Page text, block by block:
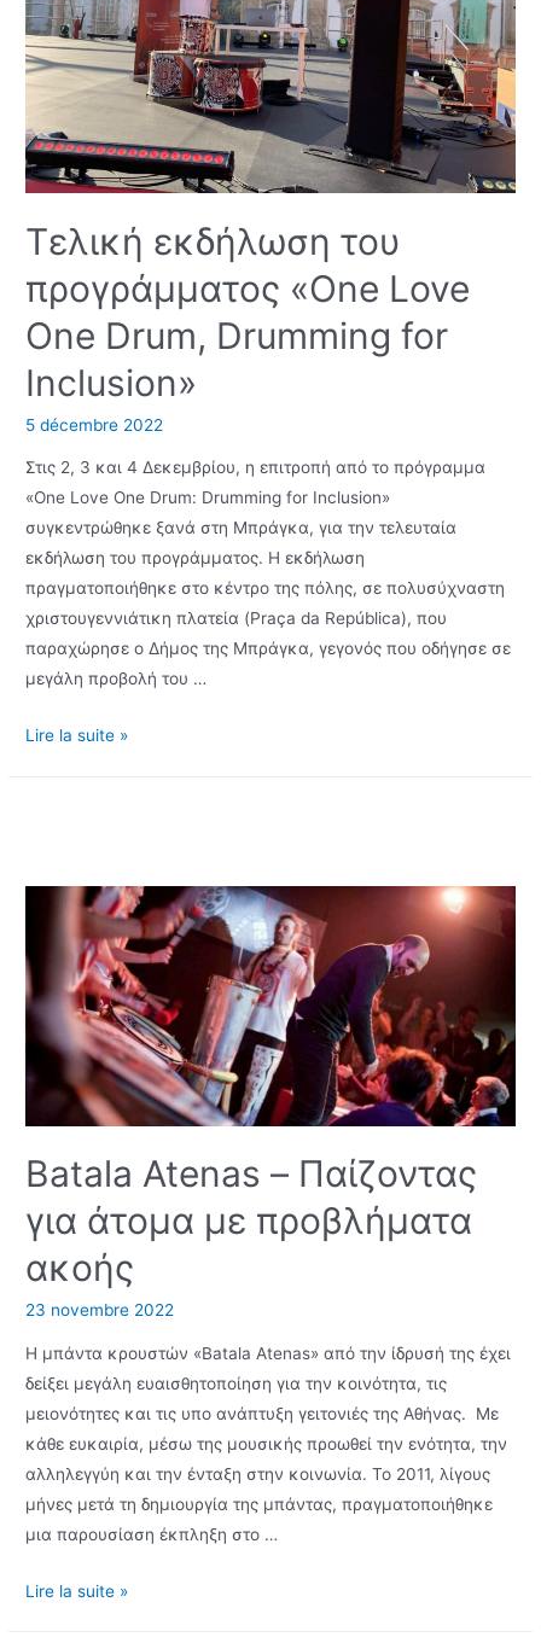
Τελική εκδήλωση του
προγράμματος «One Love
One Drum, Drumming for
Inclusion»
5 décembre 2022
Στις 2, 3 και 4 Δεκεμβρίου, η επιτροπή από το πρόγραμμα
«One Love One Drum: Drumming for Inclusion»
συγκεντρώθηκε ξανά στη Μπράγκα, για την τελευταία
εκδήλωση του προγράμματος. Η εκδήλωση
πραγματοποιήθηκε στο κέντρο της πόλης, σε πολυσύχναστη
χριστουγεννιάτικη πλατεία (Praça da República), που
παραχώρησε ο Δήμος της Μπράγκα, γεγονός που οδήγησε σε
μεγάλη προβολή του …
Τελική
Love
Drumming
for
Inclusion»
Lire la suite »
Batala Atenas – Παίζοντας
για άτομα με προβλήματα
ακοής
23 novembre 2022
Η μπάντα κρουστών «Batala Atenas» από την ίδρυσή της έχει
δείξει μεγάλη ευαισθητοποίηση για την κοινότητα, τις
μειονότητες και τις υπο ανάπτυξη γειτονιές της Αθήνας. Με
κάθε ευκαιρία, μέσω της μουσικής προωθεί την ενότητα, την
αλληλεγγύη και την ένταξη στην κοινωνία. Το 2011, λίγους
μήνες μετά τη δημιουργία της μπάντας, πραγματοποιήθηκε
μια παρουσίαση έκπληξη στο …
Batala
Lire la suite »